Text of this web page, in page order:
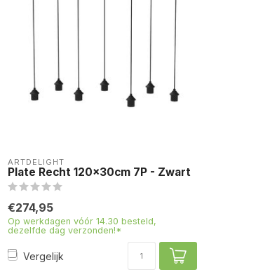
ARTDELIGHT
Plate Recht 120x30cm 7P - Zwart
€274,95
Op werkdagen vóór 14.30 besteld,
dezelfde dag verzonden!*
Vergelijk